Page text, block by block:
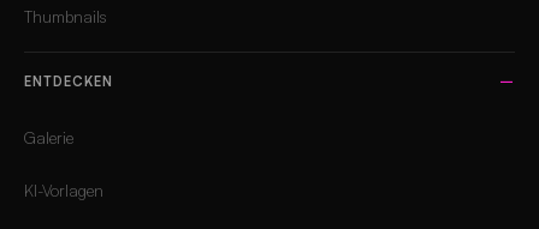
Thumbnails
ENTDECKEN
Galerie
KI-Vorlagen